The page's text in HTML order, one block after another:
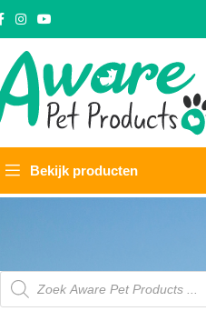
Bekijk producten